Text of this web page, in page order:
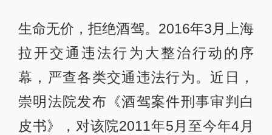
生命无价，拒绝酒驾。2016年3月上海
拉开交通违法行为大整治行动的序
幕，严查各类交通违法行为。近日，
崇明法院发布《酒驾案件刑事审判白
皮书》，对该院2011年5月至今年4月